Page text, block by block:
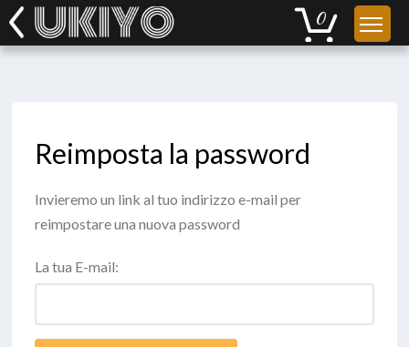
Reimposta la password
Invieremo un link al tuo indirizzo e-mail per
reimpostare una nuova password
La tua E-mail: